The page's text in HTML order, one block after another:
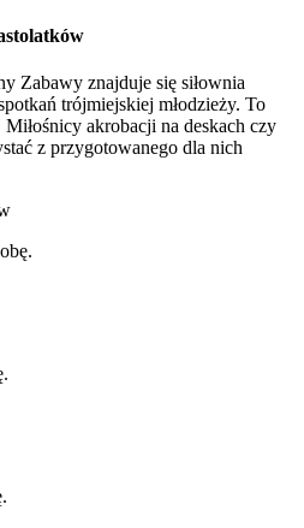
Zabawy znajduje się siłownia
trójmiejskiej młodzieży. To
akrobacji na deskach czy
z przygotowanego dla nich